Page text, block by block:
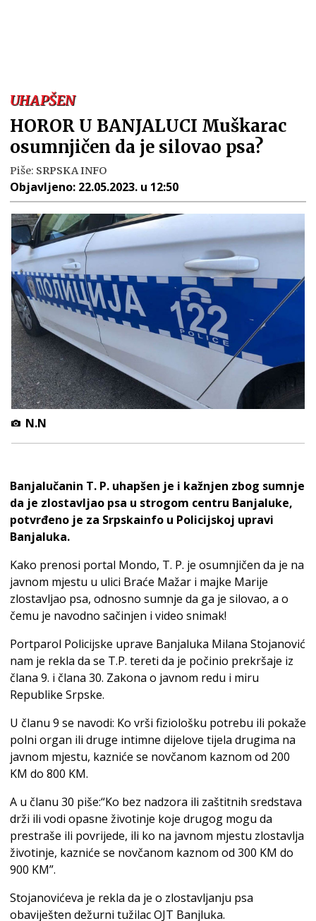
UHAPŠEN
HOROR U BANJALUCI Muškarac
osumnjičen da je silovao psa?
Piše: SRPSKA INFO
Objavljeno: 22.05.2023. u 12:50
N.N
Banjalučanin T. P. uhapšen je i kažnjen zbog sumnje
da je zlostavljao psa u strogom centru Banjaluke,
potvrđeno je za Srpskainfo u Policijskoj upravi
Banjaluka.
Kako prenosi portal Mondo, T. P. je osumnjičen da je na
javnom mjestu u ulici Braće Mažar i majke Marije
zlostavljao psa, odnosno sumnje da ga je silovao, a o
čemu je navodno sačinjen i video snimak!
Portparol Policijske uprave Banjaluka Milana Stojanović
nam je rekla da se T.P. tereti da je počinio prekršaje iz
člana 9. i člana 30. Zakona o javnom redu i miru
Republike Srpske.
U članu 9 se navodi: Ko vrši fiziološku potrebu ili pokaže
polni organ ili druge intimne dijelove tijela drugima na
javnom mjestu, kazniće se novčanom kaznom od 200
KM do 800 KM.
A u članu 30 piše:“Ko bez nadzora ili zaštitnih sredstava
drži ili vodi opasne životinje koje drugog mogu da
prestraše ili povrijede, ili ko na javnom mjestu zlostavlja
životinje, kazniće se novčanom kaznom od 300 KM do
900 KM”.
Stojanovićeva je rekla da je o zlostavljanju psa
obaviješten dežurni tužilac OJT Banjluka.